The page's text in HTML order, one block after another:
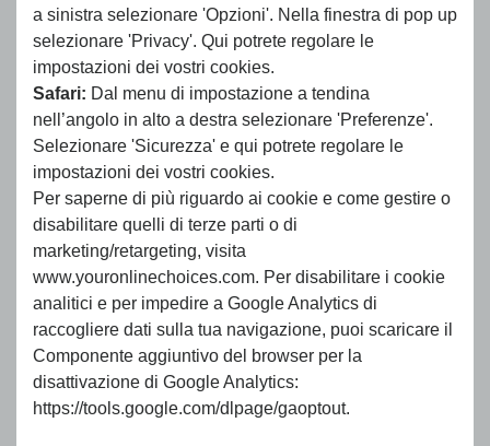
a sinistra selezionare 'Opzioni'. Nella finestra di pop up
selezionare 'Privacy'. Qui potrete regolare le
impostazioni dei vostri cookies.
Safari: Dal menu di impostazione a tendina
nell’angolo in alto a destra selezionare 'Preferenze'.
Selezionare 'Sicurezza' e qui potrete regolare le
impostazioni dei vostri cookies.
Per saperne di più riguardo ai cookie e come gestire o
disabilitare quelli di terze parti o di
marketing/retargeting, visita
www.youronlinechoices.com. Per disabilitare i cookie
analitici e per impedire a Google Analytics di
raccogliere dati sulla tua navigazione, puoi scaricare il
Componente aggiuntivo del browser per la
disattivazione di Google Analytics:
https://tools.google.com/dlpage/gaoptout.